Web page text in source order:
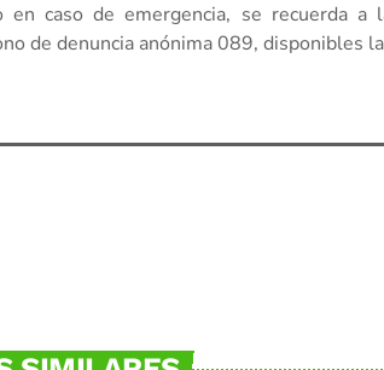
en caso de emergencia, se recuerda
de denuncia anónima 089, disponibles